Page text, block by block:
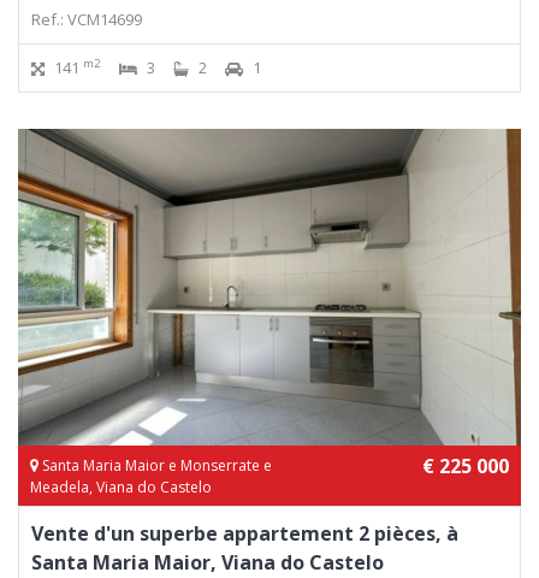
Ref.: VCM14699
141 m2 3 2 1
Santa Maria Maior e Monserrate e
Meadela, Viana do Castelo
€ 225 000
Vente d'un superbe appartement 2 pièces, à
Santa Maria Maior, Viana do Castelo